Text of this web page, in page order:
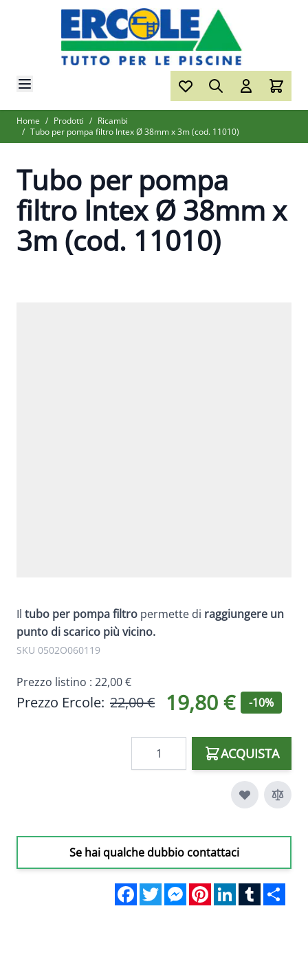
Salta al contenuto
Home / Prodotti / Ricambi
/ Tubo per pompa filtro Intex Ø 38mm x 3m (cod. 11010)
Tubo per pompa
filtro Intex Ø 38mm x
3m (cod. 11010)
Il tubo per pompa filtro permette di raggiungere un
punto di scarico più vicino.
SKU 0502O060119
Prezzo listino : 22,00 €
Prezzo Ercole: 22,00 € 19,80 € -10%
ACQUISTA
Se hai qualche dubbio contattaci
FacebookTwitterMessengerPinterestLinkedInTumblr